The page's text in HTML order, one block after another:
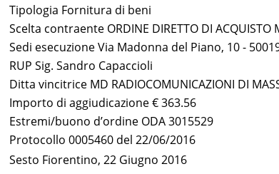
Tipologia Fornitura di beni
Scelta contraente ORDINE DIRETTO DI ACQUISTO
Sedi esecuzione Via Madonna del Piano, 10 -
RUP Sig. Sandro Capaccioli
Ditta vincitrice MD RADIOCOMUNICAZIONI DI
Importo di aggiudicazione € 363.56
Estremi/buono d’ordine ODA 3015529
Protocollo 0005460 del 22/06/2016
Sesto Fiorentino, 22 Giugno 2016